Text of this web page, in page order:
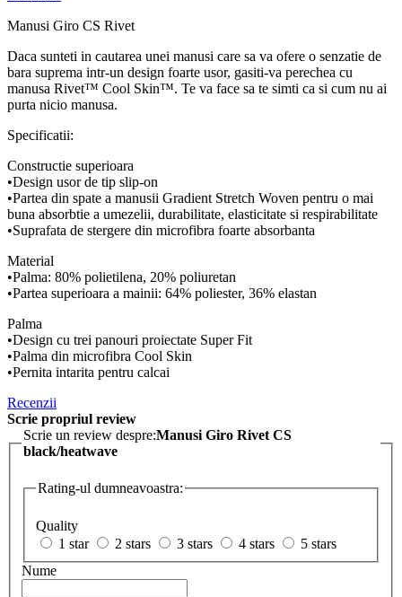
Manusi Giro CS Rivet
Daca sunteti in cautarea unei manusi care sa va ofere o senzatie de
bara suprema intr-un design foarte usor, gasiti-va perechea cu
manusa Rivet™ Cool Skin™. Te va face sa te simti ca si cum nu ai
purta nicio manusa.
Specificatii:
Constructie superioara
•Design usor de tip slip-on
•Partea din spate a manusii Gradient Stretch Woven pentru o mai
buna absorbtie a umezelii, durabilitate, elasticitate si respirabilitate
•Suprafata de stergere din microfibra foarte absorbanta
Material
•Palma: 80% polietilena, 20% poliuretan
•Partea superioara a mainii: 64% poliester, 36% elastan
Palma
•Design cu trei panouri proiectate Super Fit
•Palma din microfibra Cool Skin
•Pernita intarita pentru calcai
Recenzii
Scrie propriul review
Scrie un review despre:Manusi Giro Rivet CS
black/heatwave
Rating-ul dumneavoastra:
Quality
1 star
2 stars 3 stars 4 stars
5 stars
Nume